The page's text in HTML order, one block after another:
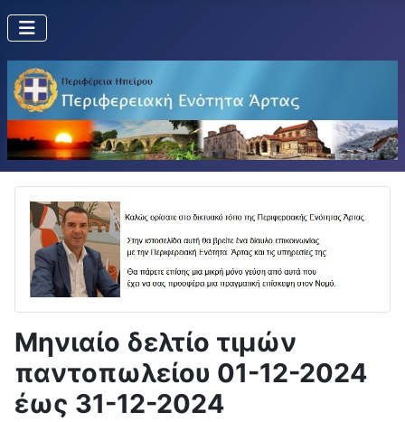
Μηνιαίο δελτίο τιμών
παντοπωλείου 01-12-2024
έως 31-12-2024